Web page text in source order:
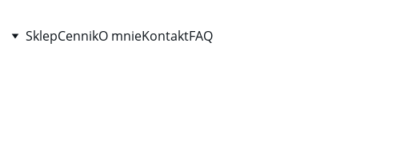
SklepCennikO mnieKontaktFAQ